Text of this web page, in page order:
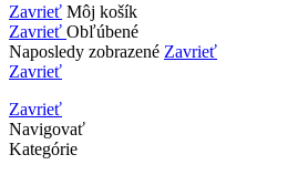
Zavrieť Môj košík
Zavrieť Obľúbené
Naposledy zobrazené Zavrieť
Zavrieť
Zavrieť
Navigovať
Kategórie